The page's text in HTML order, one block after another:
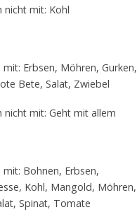
nicht mit: Kohl
Erbsen, Möhren, Gurken,
Bete, Salat, Zwiebel
nicht mit: Geht mit allem
Bohnen, Erbsen,
Kohl, Mangold, Möhren,
Spinat, Tomate